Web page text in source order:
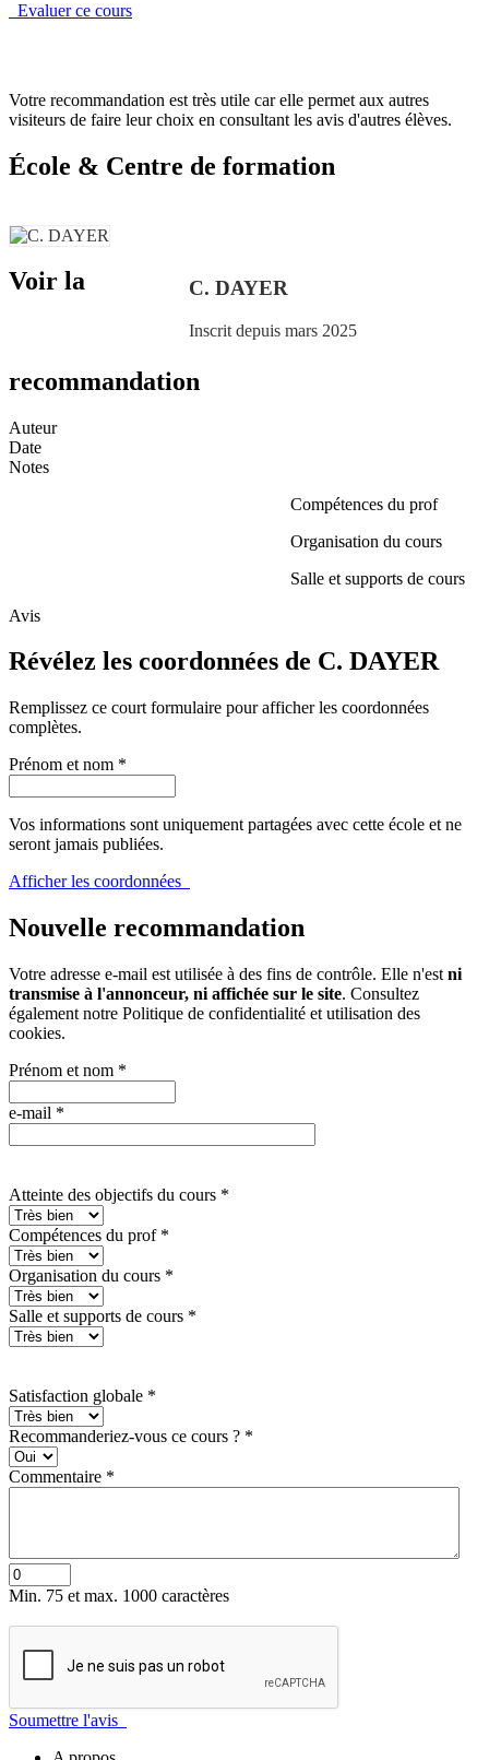
Evaluer ce cours
Votre recommandation est très utile car elle permet aux autres
visiteurs de faire leur choix en consultant les avis d'autres élèves.
École & Centre de formation
C. DAYER
Inscrit depuis mars 2025
Voir la
recommandation
Auteur
Date
Notes
Compétences du prof
Organisation du cours
Salle et supports de cours
Avis
Révélez les coordonnées de C. DAYER
Remplissez ce court formulaire pour afficher les coordonnées
complètes.
Prénom et nom *
Vos informations sont uniquement partagées avec cette école et ne
seront jamais publiées.
Afficher les coordonnées
Nouvelle recommandation
Votre adresse e-mail est utilisée à des fins de contrôle. Elle n'est ni
transmise à l'annonceur, ni affichée sur le site. Consultez
également notre Politique de confidentialité et utilisation des
cookies.
Prénom et nom *
e-mail *
Atteinte des objectifs du cours *
Compétences du prof *
Organisation du cours *
Salle et supports de cours *
Satisfaction globale *
Recommanderiez-vous ce cours ? *
Commentaire *
Min. 75 et max. 1000 caractères
Soumettre l'avis